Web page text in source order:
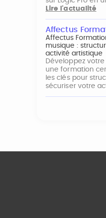
Lire l'actualité
Affectus
Affectus
musique :
activité artistique
Développez
une formation
les clés pour
sécuriser votre